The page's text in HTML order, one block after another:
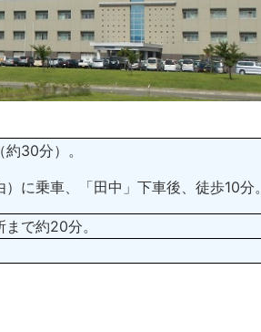
30分）。
に乗車、「田中」下車後、徒歩10分。
で約20分。